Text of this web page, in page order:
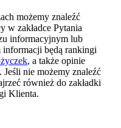
możemy znaleźć
w zakładce Pytania
informacyjnym lub
będą rankingi
, a także opinie
nie możemy znaleźć
również do zakładki
Klienta.